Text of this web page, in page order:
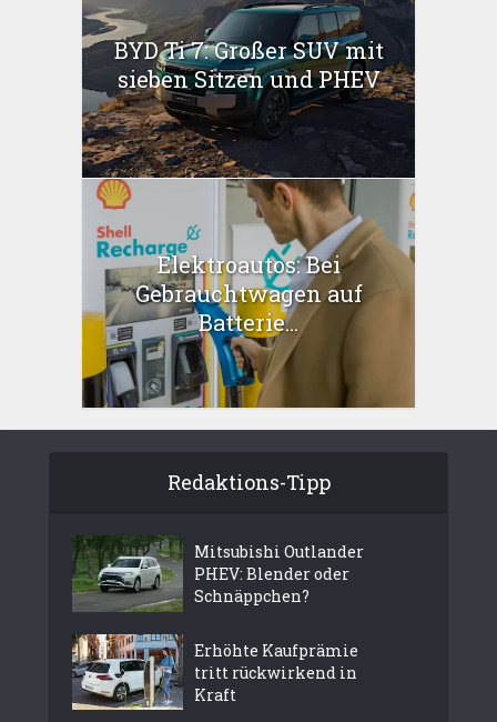
BYD Ti 7: Großer SUV mit
sieben Sitzen und PHEV
Elektroautos: Bei
Gebrauchtwagen auf
Batterie...
Redaktions-Tipp
Mitsubishi Outlander
PHEV: Blender oder
Schnäppchen?
Erhöhte Kaufprämie
tritt rückwirkend in
Kraft